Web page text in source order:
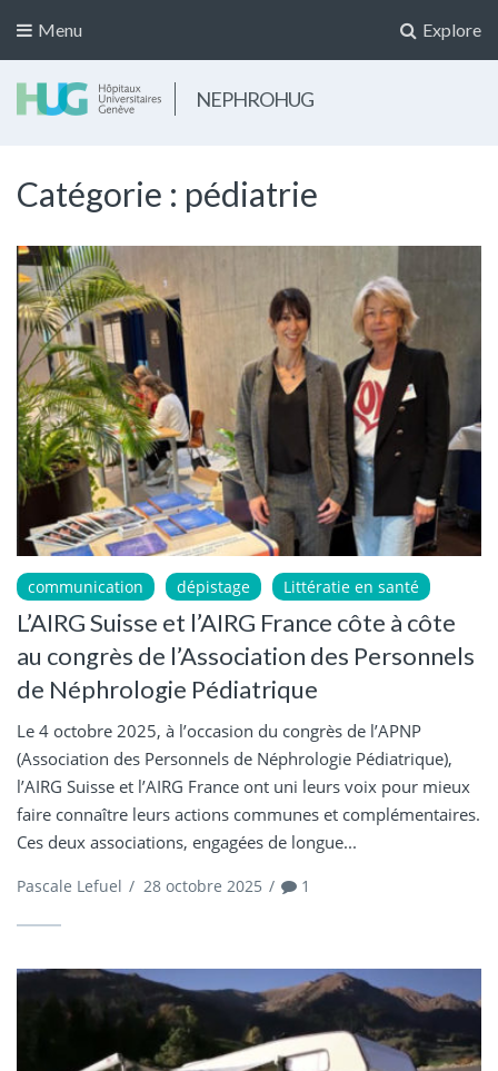
Explore
Menu
NEPHROHUG
Catégorie : pédiatrie
communication dépistage Littératie en santé
L’AIRG Suisse et l’AIRG France côte à côte
au congrès de l’Association des Personnels
de Néphrologie Pédiatrique
Le 4 octobre 2025, à l’occasion du congrès de l’APNP
(Association des Personnels de Néphrologie Pédiatrique),
l’AIRG Suisse et l’AIRG France ont uni leurs voix pour mieux
faire connaître leurs actions communes et complémentaires.
Ces deux associations, engagées de longue...
Pascale Lefuel / 28 octobre 2025 / 1